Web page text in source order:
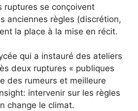
ruptures se conçoivent
anciennes règles (discrétion,
la place à la mise en récit.
qui a instauré des ateliers
deux ruptures « publiques
des rumeurs et meilleure
intervenir sur les règles
change le climat.